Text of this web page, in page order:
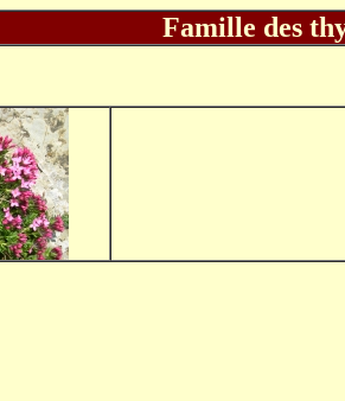
Famille des